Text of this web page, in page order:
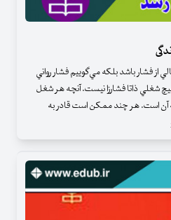
از فشار باشد بلكه مي‌گوييم فشار رواني
شغلي ذاتا فشارزا نيست. آنچه هر شغل
آن است. هر چند ممكن است قادر به